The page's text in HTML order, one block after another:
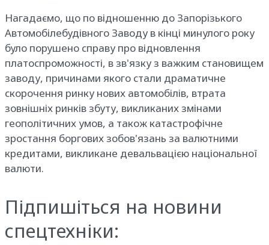
Нагадаємо, що по відношенню до Запорізького
Автомобілебудівного Заводу в кінці минулого року
було порушено справу про відновлення
платоспроможності, в зв'язку з важким становищем
заводу, причинами якого стали драматичне
скорочення ринку нових автомобілів, втрата
зовнішніх ринків збуту, викликаних змінами
геополітичних умов, а також катастрофічне
зростання боргових зобов'язань за валютними
кредитами, викликане девальвацією національної
валюти.
Підпишіться на новини
спецтехніки: